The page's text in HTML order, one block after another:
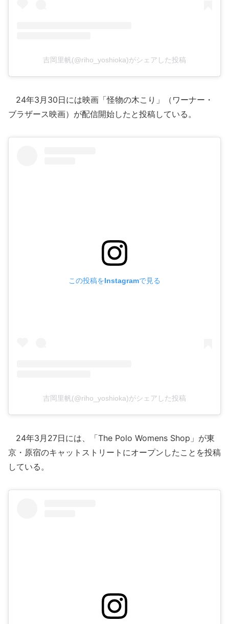
吉岡里帆(@riho_yoshioka)がシェアした投稿
24年3月30日には映画「怪物の木こり」（ワーナー・
ブラザース映画）が配信開始したと投稿している。
この投稿をInstagramで見る
吉岡里帆(@riho_yoshioka)がシェアした投稿
24年3月27日には、「The Polo Womens Shop」が東
京・原宿のキャットストリートにオープンしたことを投稿
している。